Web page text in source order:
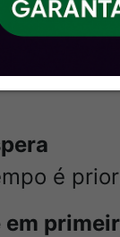
de
é